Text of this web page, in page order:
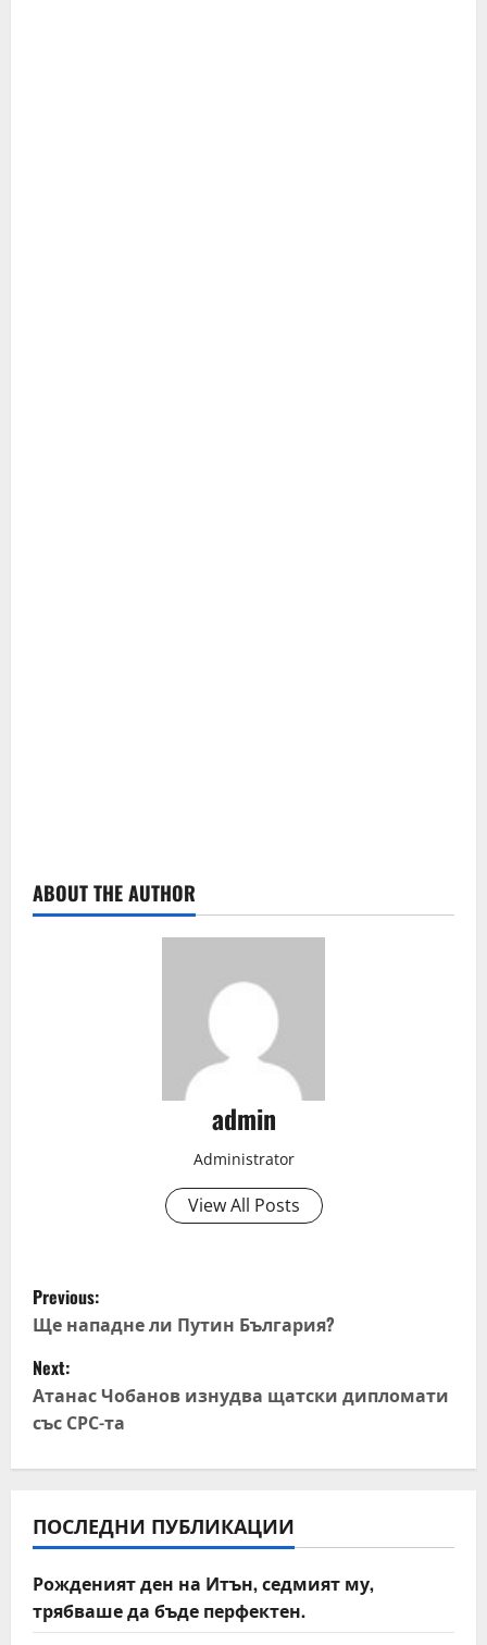
ABOUT THE AUTHOR
admin
Administrator
View All Posts
P
o
s
t
n
a
v
i
Previous:
Ще нападне ли Путин България?
Next:
Атанас Чобанов изнудва щатски дипломати
със СРС-та
ПОСЛЕДНИ ПУБЛИКАЦИИ
Рожденият ден на Итън, седмият му,
трябваше да бъде перфектен.